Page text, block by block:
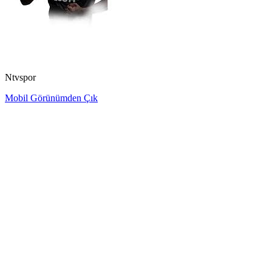
Ntvspor
Mobil Görünümden Çık